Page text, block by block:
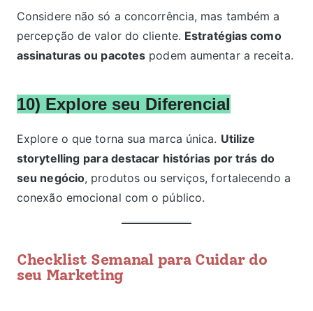
Considere não só a concorrência, mas também a
percepção de valor do cliente. Estratégias como
assinaturas ou pacotes podem aumentar a receita.
10) Explore seu Diferencial
Explore o que torna sua marca única. Utilize
storytelling para destacar histórias por trás do
seu negócio, produtos ou serviços, fortalecendo a
conexão emocional com o público.
Checklist Semanal para Cuidar do
seu Marketing